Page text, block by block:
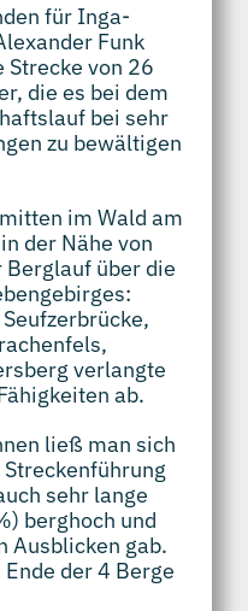
für Inga-
Funk
Strecke von 26
die es bei dem
bei sehr
zu bewältigen
im Wald am
der Nähe von
über die
verlangte
ab.
ließ man sich
sehr lange
berghoch und
Ausblicken gab.
der 4 Berge